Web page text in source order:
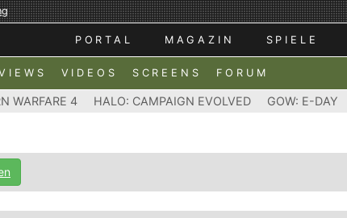
PORTAL MAGAZIN SPIELE
VIDEOS SCREENS FORUM
WARFARE 4 HALO: CAMPAIGN EVOLVED GOW: E-DAY